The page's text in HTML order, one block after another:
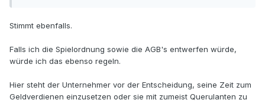
Stimmt ebenfalls.
Falls ich die Spielordnung sowie die AGB's entwerfen würde,
würde ich das ebenso regeln.
Hier steht der Unternehmer vor der Entscheidung, seine Zeit zum
Geldverdienen einzusetzen oder sie mit zumeist Querulanten zu